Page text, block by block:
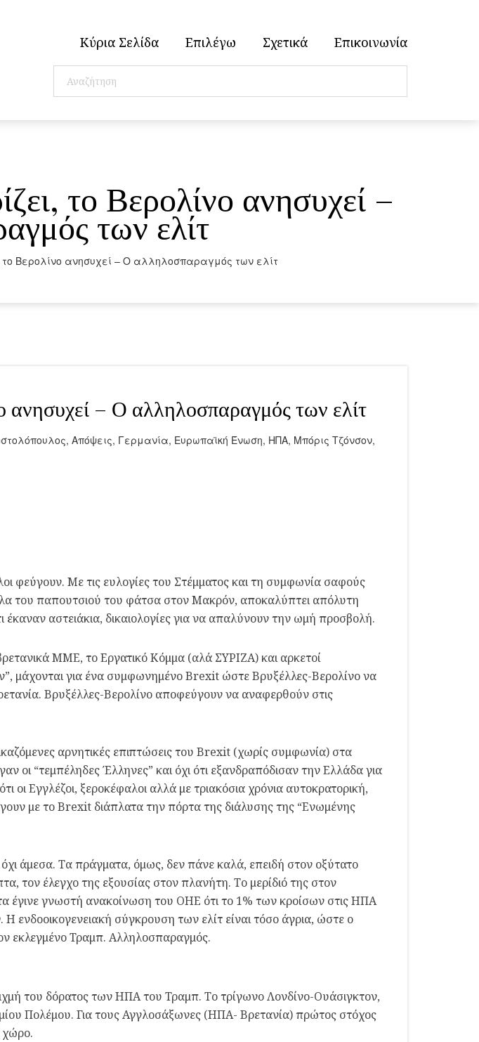
Κύρια Σελίδα Επιλέγω Σχετικά Επικοινωνία
το Βερολίνο ανησυχεί –
των ελίτ
το Βερολίνο ανησυχεί – Ο αλληλοσπαραγμός των ελίτ
ανησυχεί – Ο αλληλοσπαραγμός των ελίτ
, Απόψεις, Γερμανία, Ευρωπαϊκή Ένωση, ΗΠΑ, Μπόρις Τζόνσον,
φεύγουν. Με τις ευλογίες του Στέμματος και τη συμφωνία σαφούς
του παπουτσιού του φάτσα στον Μακρόν, αποκαλύπτει απόλυτη
αστειάκια, δικαιολογίες για να απαλύνουν την ωμή προσβολή.
ΜΜΕ, το Εργατικό Κόμμα (αλά ΣΥΡΙΖΑ) και αρκετοί
μάχονται για ένα συμφωνημένο Brexit ώστε Βρυξέλλες-Βερολίνο να
Βρυξέλλες-Βερολίνο αποφεύγουν να αναφερθούν στις
αρνητικές επιπτώσεις του Brexit (χωρίς συμφωνία) στα
οι “τεμπέληδες Έλληνες” και όχι ότι εξανδραπόδισαν την Ελλάδα για
Εγγλέζοι, ξεροκέφαλοι αλλά με τριακόσια χρόνια αυτοκρατορική,
με το Brexit διάπλατα την πόρτα της διάλυσης της “Ενωμένης
άμεσα. Τα πράγματα, όμως, δεν πάνε καλά, επειδή στον οξύτατο
τον έλεγχο της εξουσίας στον πλανήτη. Το μερίδιό της στον
έγινε γνωστή ανακοίνωση του ΟΗΕ ότι το 1% των κροίσων στις ΗΠΑ
σύγκρουση των ελίτ είναι τόσο άγρια, ώστε ο
εκλεγμένο Τραμπ. Αλληλοσπαραγμός.
του δόρατος των ΗΠΑ του Τραμπ. Το τρίγωνο Λονδίνο-Ουάσιγκτον,
Πολέμου. Για τους Αγγλοσάξωνες (ΗΠΑ- Βρετανία) πρώτος στόχος
χώρο.